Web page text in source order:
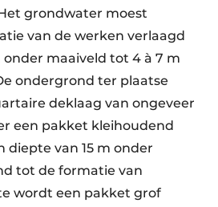
grondwater moest
van de werken verlaagd
onder maaiveld tot 4 à 7 m
ondergrond ter plaatse
deklaag van ongeveer
een pakket kleihoudend
diepte van 15 m onder
tot de formatie van
wordt een pakket grof